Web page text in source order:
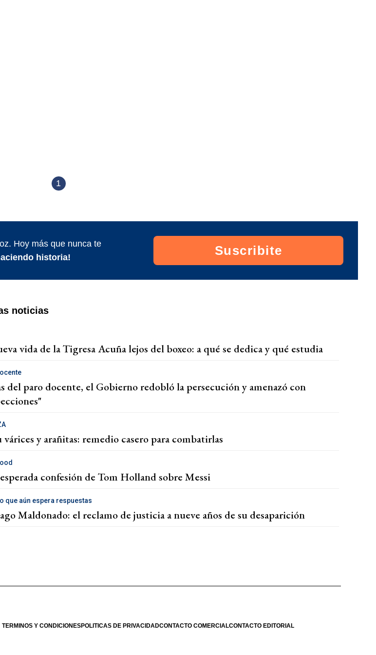
1
Hoy más que nunca te
historia! Suscribite
noticias
vida de la Tigresa Acuña lejos del boxeo: a qué se dedica y qué estudia
del paro docente, el Gobierno redobló la persecución y amenazó con
várices y arañitas: remedio casero para combatirlas
confesión de Tom Holland sobre Messi
que aún espera respuestas
Maldonado: el reclamo de justicia a nueve años de su desaparición
TERMINOS Y CONDICIONESPOLITICAS DE PRIVACIDADCONTACTO COMERCIALCONTACTO EDITORIAL